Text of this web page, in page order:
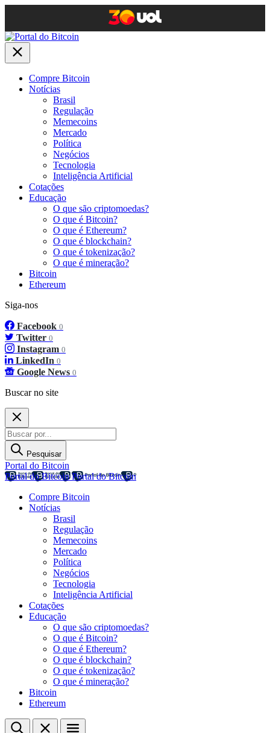
Compre Bitcoin
Notícias
Brasil
Regulação
Memecoins
Mercado
Política
Negócios
Tecnologia
Inteligência Artificial
Cotações
Educação
O que são criptomoedas?
O que é Bitcoin?
O que é Ethereum?
O que é blockchain?
O que é tokenização?
O que é mineração?
Bitcoin
Ethereum
Siga-nos
Facebook 0
Twitter 0
Instagram 0
LinkedIn 0
Google News 0
Buscar no site
Pesquisar
Portal do Bitcoin
Portal do BitcoinPortal do Bitcoin
Compre Bitcoin
Notícias
Brasil
Regulação
Memecoins
Mercado
Política
Negócios
Tecnologia
Inteligência Artificial
Cotações
Educação
O que são criptomoedas?
O que é Bitcoin?
O que é Ethereum?
O que é blockchain?
O que é tokenização?
O que é mineração?
Bitcoin
Ethereum